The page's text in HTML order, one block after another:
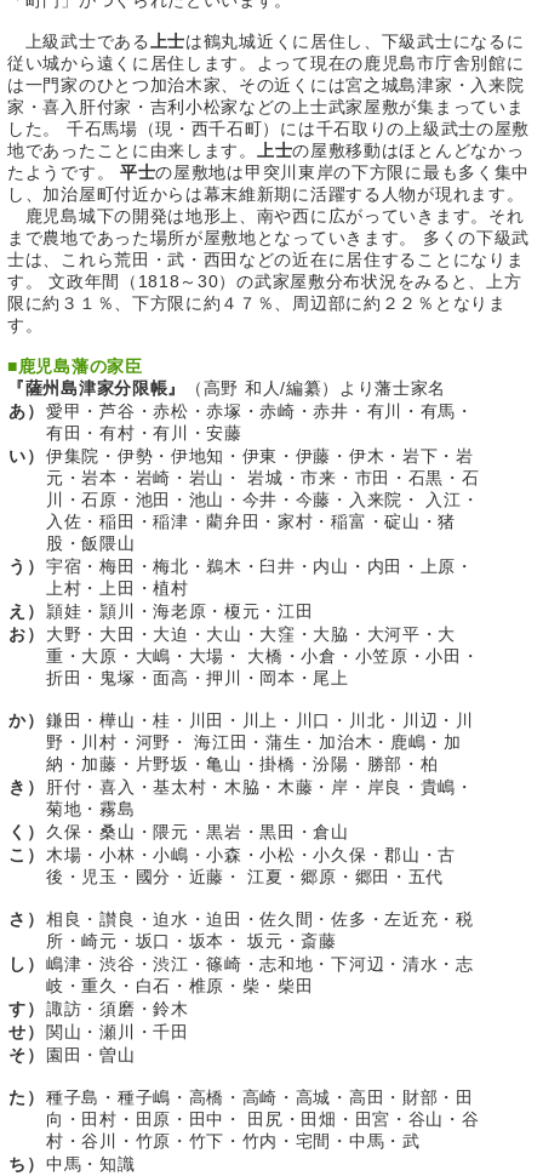
上級武士である 上士は鶴丸城近くに居住し、下級武士になるに
従い城から遠くに居住します。よって現在の鹿児島市庁舎別館に
は一門家のひとつ加治木家、その近くには宮之城島津家・入来院
家・喜入肝付家・吉利小松家などの上士武家屋敷が集まっていま
した。 千石馬場（現・西千石町）には千石取りの上級武士の屋敷
地であったことに由来します。
上士の屋敷移動はほとんどなかっ
たようです。 平士の屋敷地は甲突川東岸の下方限に最も多く集中
し、加治屋町付近からは幕末維新期に活躍する人物が現れます。
鹿児島城下の開発は地形上、南や西に広がっていきます。それ
まで農地であった場所が屋敷地となっていきます。 多くの下級武
士は、これら荒田・武・西田などの近在に居住することになりま
す。 文政年間（1818～30）の武家屋敷分布状況をみると、上方
限に約３１％、下方限に約４７％、周辺部に約２２％となりま
す。
■鹿児島藩の家臣
『薩州島津家分限帳』
（高野 和人/編纂）より藩士家名
あ） 愛甲・芦谷・赤松・赤塚・赤崎・赤井・有川・有馬・
有田・有村・有川・安藤
い） 伊集院・伊勢・伊地知・伊東・伊藤・伊木・岩下・岩
元・岩本・岩崎・岩山・ 岩城・市来・市田・石黒・石
川・石原・池田・池山・今井・今藤・入来院・ 入江・
入佐・稲田・稲津・藺弁田・家村・稲富・碇山・猪
股・飯隈山
う） 宇宿・梅田・梅北・鵜木・臼井・内山・内田・上原・
上村・上田・植村
え） 頴娃・頴川・海老原・榎元・江田
お）
大野・大田・大迫・大山・大窪・大脇・大河平・大
重・大原・大嶋・大場・ 大橋・小倉・小笠原・小田・
折田・鬼塚・面高・押川・岡本・尾上
か） 鎌田・樺山・桂・川田・川上・川口・川北・川辺・川
野・川村・河野・ 海江田・蒲生・加治木・鹿嶋・加
納・加藤・片野坂・亀山・掛橋・汾陽・勝部・柏
き）
肝付・喜入・基太村・木脇・木藤・岸・岸良・貴嶋・
菊地・霧島
く）
久保・桑山・隈元・黒岩・黒田・倉山
こ）
木場・小林・小嶋・小森・小松・小久保・郡山・古
後・児玉・國分・近藤・ 江夏・郷原・郷田・五代
さ） 相良・讃良・迫水・迫田・佐久間・佐多・左近充・税
所・崎元・坂口・坂本・ 坂元・斎藤
し） 嶋津・渋谷・渋江・篠崎・志和地・下河辺・清水・志
岐・重久・白石・椎原・柴・柴田
す） 諏訪・須磨・鈴木
せ）
関山・瀬川・千田
そ）
園田・曽山
た） 種子島・種子嶋・高橋・高崎・高城・高田・財部・田
向・田村・田原・田中・ 田尻・田畑・田宮・谷山・谷
村・谷川・竹原・竹下・竹内・宅間・中馬・武
ち） 中馬・知識